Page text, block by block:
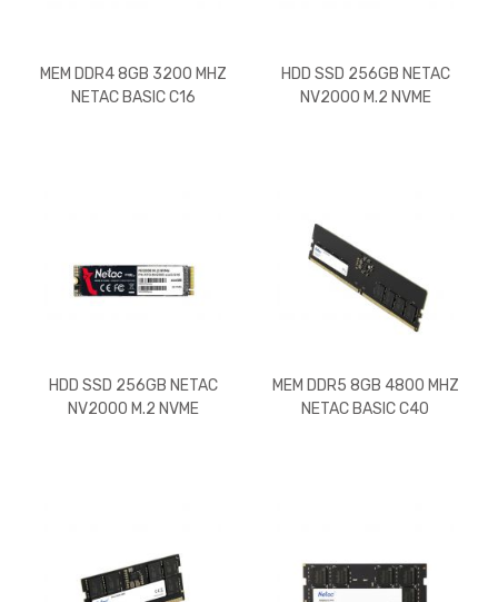
MEM DDR4 8GB 3200 MHZ
NETAC BASIC C16
HDD SSD 256GB NETAC
NV2000 M.2 NVME
HDD SSD 256GB NETAC
NV2000 M.2 NVME
MEM DDR5 8GB 4800 MHZ
NETAC BASIC C40